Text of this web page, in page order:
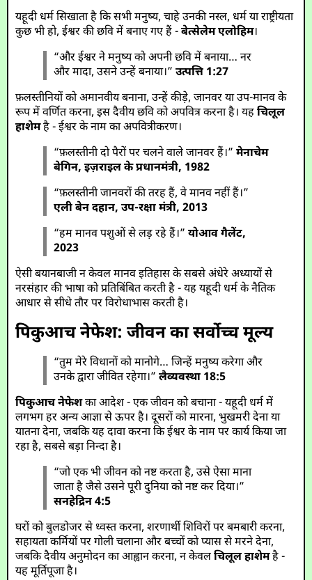
यहूदी धर्म सिखाता है कि सभी मनुष्य, चाहे उनकी नस्ल, धर्म या राष्ट्रीयता
कुछ भी हो, ईश्वर की छवि में बनाए गए हैं -बेत्सेलेम एलोहिम।
“और ईश्वर ने मनुष्य को अपनी छवि में बनाया… नर
और मादा, उसने उन्हें बनाया।”उत्पत्ति 1:27
फ़लस्तीनियों को अमानवीय बनाना, उन्हें कीड़े, जानवर या उप-मानव के
रूप में वर्णित करना, इस दैवीय छवि को अपवित्र करना है। यहचिलूल
हाशेमहै - ईश्वर के नाम का अपवित्रीकरण।
“फ़लस्तीनी दो पैरों पर चलने वाले जानवर हैं।”मेनाचेम
बेगिन, इज़राइल के प्रधानमंत्री, 1982
“फ़लस्तीनी जानवरों की तरह हैं, वे मानव नहीं हैं।”
एली बेन दहान, उप-रक्षा मंत्री, 2013
“हम मानव पशुओं से लड़ रहे हैं।”योआव गैलेंट,
2023
ऐसी बयानबाजी न केवल मानव इतिहास के सबसे अंधेरे अध्यायों से
नरसंहार की भाषा को प्रतिबिंबित करती है - यह यहूदी धर्म के नैतिक
आधार से सीधे तौर पर विरोधाभास करती है।
पिकुआच नेफेश: जीवन का सर्वोच्च मूल्य
“तुम मेरे विधानों को मानोगे… जिन्हें मनुष्य करेगा और
उनके द्वारा जीवित रहेगा।”लैव्यवस्था 18:5
पिकुआच नेफेशका आदेश - एक जीवन को बचाना - यहूदी धर्म में
लगभग हर अन्य आज्ञा से ऊपर है। दूसरों को मारना, भुखमरी देना या
यातना देना, जबकि यह दावा करना कि ईश्वर के नाम पर कार्य किया जा
रहा है, सबसे बड़ा निन्दा है।
“जो एक भी जीवन को नष्ट करता है, उसे ऐसा माना
जाता है जैसे उसने पूरी दुनिया को नष्ट कर दिया।”
सनहेद्रिन 4:5
घरों को बुलडोजर से ध्वस्त करना, शरणार्थी शिविरों पर बमबारी करना,
सहायता कर्मियों पर गोली चलाना और बच्चों को प्यास से मरने देना,
जबकि दैवीय अनुमोदन का आह्वान करना, न केवलचिलूल हाशेमहै -
यह मूर्तिपूजा है।